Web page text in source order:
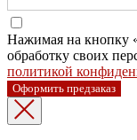
Нажимая на кнопку
обработку своих
политикой
Оформить предзаказ